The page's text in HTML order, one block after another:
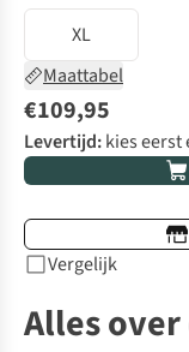
XL
Maattabel
€109,95
Levertijd:kies eerst
Vergelijk
Alles